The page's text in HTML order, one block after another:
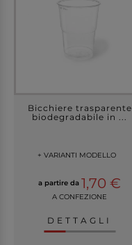
Bicchiere trasparente
biodegradabile in ...
+ VARIANTI MODELLO
a partire da 1,70 €
A CONFEZIONE
DETTAGLI